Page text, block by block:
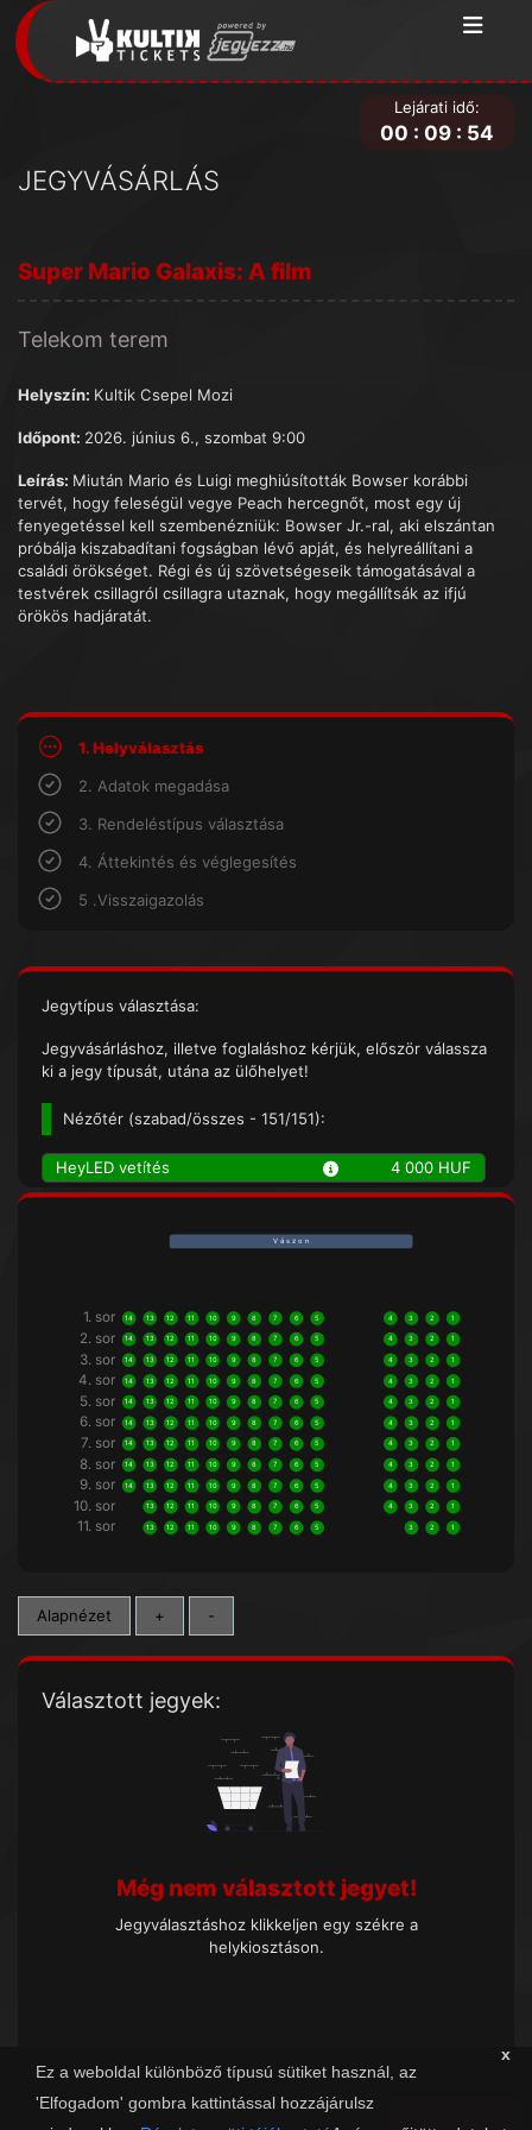
x
Ez a weboldal különböző típusú sütiket használ, az
'Elfogadom' gombra kattintással hozzájárulsz
JEGYVÁSÁRLÁS
Lejárati idő:
00 : 09 : 54
Super Mario Galaxis: A film
Telekom terem
Helyszín: Kultik Csepel Mozi
Időpont: 2026. június 6., szombat 9:00
Leírás: Miután Mario és Luigi meghiúsították Bowser korábbi
tervét, hogy feleségül vegye Peach hercegnőt, most egy új
fenyegetéssel kell szembenézniük: Bowser Jr.-ral, aki elszántan
próbálja kiszabadítani fogságban lévő apját, és helyreállítani a
családi örökséget. Régi és új szövetségeseik támogatásával a
testvérek csillagról csillagra utaznak, hogy megállítsák az ifjú
örökös hadjáratát.
1. Helyválasztás
2. Adatok megadása
3. Rendeléstípus választása
4. Áttekintés és véglegesítés
5 .Visszaigazolás
Jegytípus választása:
Jegyvásárláshoz, illetve foglaláshoz kérjük, először válassza
ki a jegy típusát, utána az ülőhelyet!
Nézőtér (szabad/összes - 151/151):
HeyLED vetítés 4 000 HUF
V á s z o n
1. sor 14 13 12 11 10 9 8 7 6 5 4 3 2 1
2. sor 14 13 12 11 10 9 8 7 6 5 4 3 2 1
3. sor 14 13 12 11 10 9 8 7 6 5 4 3 2 1
4. sor 14 13 12 11 10 9 8 7 6 5 4 3 2 1
5. sor 14 13 12 11 10 9 8 7 6 5 4 3 2 1
6. sor 14 13 12 11 10 9 8 7 6 5 4 3 2 1
7. sor 14 13 12 11 10 9 8 7 6 5 4 3 2 1
8. sor 14 13 12 11 10 9 8 7 6 5 4 3 2 1
9. sor 14 13 12 11 10 9 8 7 6 5 4 3 2 1
10. sor 13 12 11 10 9 8 7 6 5 4 3 2 1
11. sor 13 12 11 10 9 8 7 6 5 3 2 1
Alapnézet + -
Választott jegyek:
Még nem választott jegyet!
Jegyválasztáshoz klikkeljen egy székre a
helykiosztáson.